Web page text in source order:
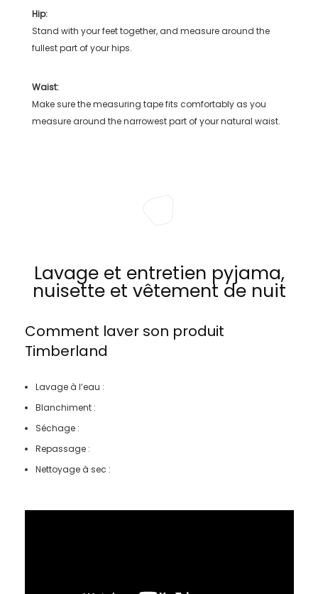
Hip:
Stand with your feet together, and measure around the
fullest part of your hips.
Waist:
Make sure the measuring tape fits comfortably as you
measure around the narrowest part of your natural waist.
Lavage et entretien pyjama,
nuisette et vêtement de nuit
Comment laver son produit
Timberland
Lavage à l’eau :
Blanchiment :
Séchage :
Repassage :
Nettoyage à sec :